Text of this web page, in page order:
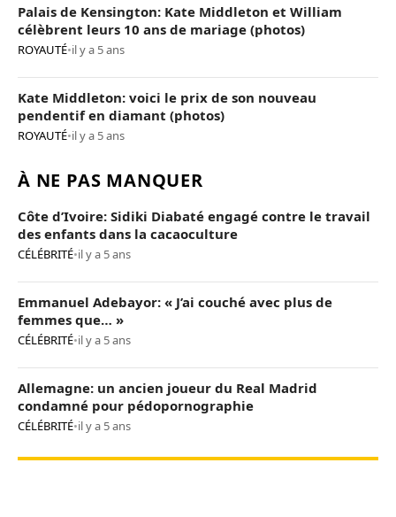
Palais de Kensington: Kate Middleton et William
célèbrent leurs 10 ans de mariage (photos)
ROYAUTÉ•il y a 5 ans
Kate Middleton: voici le prix de son nouveau
pendentif en diamant (photos)
ROYAUTÉ•il y a 5 ans
À NE PAS MANQUER
Côte d’Ivoire: Sidiki Diabaté engagé contre le travail
des enfants dans la cacaoculture
CÉLÉBRITÉ•il y a 5 ans
Emmanuel Adebayor: « J’ai couché avec plus de
femmes que… »
CÉLÉBRITÉ•il y a 5 ans
Allemagne: un ancien joueur du Real Madrid
condamné pour pédopornographie
CÉLÉBRITÉ•il y a 5 ans